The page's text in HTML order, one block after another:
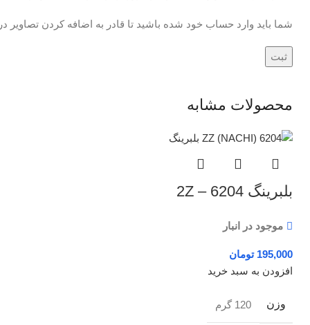
شما باید وارد حساب خود شده باشید تا قادر به اضافه کردن تصاویر
محصولات مشابه
بلبرینگ 6204 – 2Z
موجود در انبار
تومان
افزودن به سبد خرید
وزن 120 گرم